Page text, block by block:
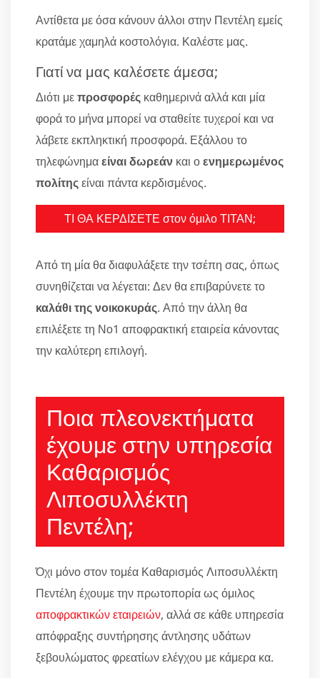
Αντίθετα με όσα κάνουν άλλοι στην Πεντέλη εμείς
κρατάμε χαμηλά κοστολόγια. Καλέστε μας.
Γιατί να μας καλέσετε άμεσα;
Διότι μεπροσφορές καθημερινά αλλά και μία
φορά το μήνα μπορεί να σταθείτε τυχεροί και να
λάβετε εκπληκτική προσφορά. Εξάλλου το
τηλεφώνημαείναι δωρεάν και οενημερωμένος
πολίτηςείναι πάντα κερδισμένος.
ΤΙ ΘΑ ΚΕΡΔΙΣΕΤΕ στον όμιλο ΤΙΤΑΝ;
Από τη μία θα διαφυλάξετε την τσέπη σας, όπως
συνηθίζεται να λέγεται: Δεν θα επιβαρύνετε το
καλάθι της νοικοκυράς. Από την άλλη θα
επιλέξετε τη Νο1 αποφρακτική εταιρεία κάνοντας
την καλύτερη επιλογή.
Ποια πλεονεκτήματα
έχουμε στην υπηρεσία
Καθαρισμός
Λιποσυλλέκτη
Πεντέλη;
Όχι μόνο στον τομέα Καθαρισμός Λιποσυλλέκτη
Πεντέλη έχουμε την πρωτοπορία ως όμιλος
αποφρακτικών εταιρειών, αλλά σε κάθε υπηρεσία
απόφραξης συντήρησης άντλησης υδάτων
ξεβουλώματος φρεατίων ελέγχου με κάμερα κα.